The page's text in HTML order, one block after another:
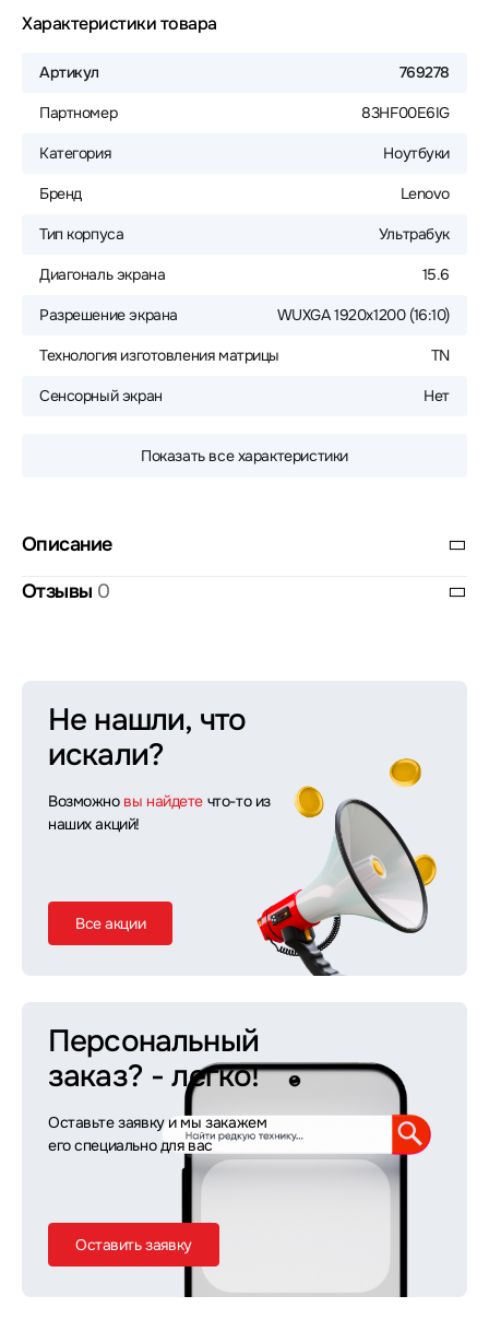
Характеристики товара
Артикул 769278
Партномер 83HF00E6IG
Категория Ноутбуки
Бренд Lenovo
Тип корпуса Ультрабук
Диагональ экрана 15.6
Разрешение экрана WUXGA 1920x1200 (16:10)
Технология изготовления матрицы TN
Сенсорный экран Нет
Показать все характеристики
Описание
Отзывы 0
Не нашли, что
искали?
Возможно вы найдете что-то из
наших акций!
Все акции
Персональный
заказ? - легко!
Оставьте заявку и мы закажем
его специально для вас
Оставить заявку